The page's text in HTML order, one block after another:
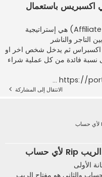
اكسبريس باستعمال
التسويق بالعمولة (بالإنجليزية Affiliate Markting) هي إستراتيجية
التاجر والناشر
اكسبراس ثم يدخل شخص اخر او
فائدة من كل عملية شراء
الانتقال إلى المشاركة
الأولى